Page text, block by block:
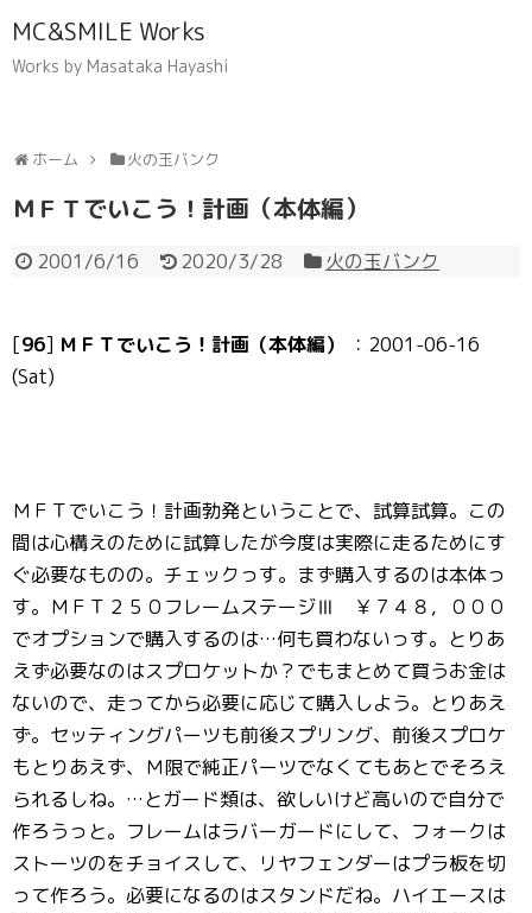
MC&SMILE Works
Works by Masataka Hayashi
ホーム 火の玉バンク
ＭＦＴでいこう！計画（本体編）
2001/6/16 2020/3/28 火の玉バンク
[96] ＭＦＴでいこう！計画（本体編）
：2001-06-16
(Sat)
ＭＦＴでいこう！計画勃発ということで、試算試算。この
間は心構えのために試算したが今度は実際に走るためにす
ぐ必要なものの。チェックっす。まず購入するのは本体っ
す。ＭＦＴ２５０フレームステージⅢ ￥７４８，０００
でオプションで購入するのは…何も買わないっす。とりあ
えず必要なのはスプロケットか？でもまとめて買うお金は
ないので、走ってから必要に応じて購入しよう。とりあえ
ず。セッティングパーツも前後スプリング、前後スプロケ
もとりあえず、Ｍ限で純正パーツでなくてもあとでそろえ
られるしね。…とガード類は、欲しいけど高いので自分で
作ろうっと。フレームはラバーガードにして、フォークは
ストーツのをチョイスして、リヤフェンダーはプラ板を切
って作ろう。必要になるのはスタンドだね。ハイエースは